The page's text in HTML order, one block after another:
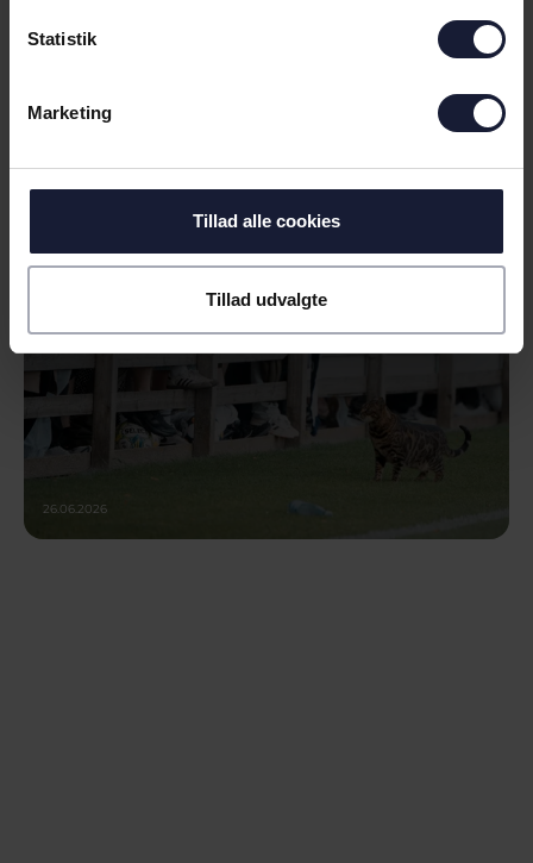
Statistik
Marketing
Tillad alle cookies
Tillad udvalgte
30.06.2026
NYHED
INFORMATION OM SOMMERENS
FØRSTE TESTKAMP
26.06.2026